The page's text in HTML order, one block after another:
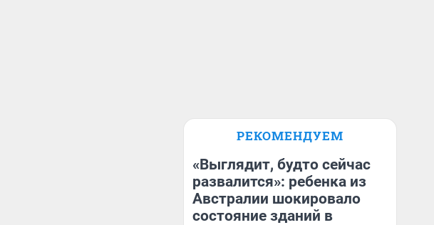
РЕКОМЕНДУЕМ
«Выглядит, будто сейчас
развалится»: ребенка из
Австралии шокировало
состояние зданий в